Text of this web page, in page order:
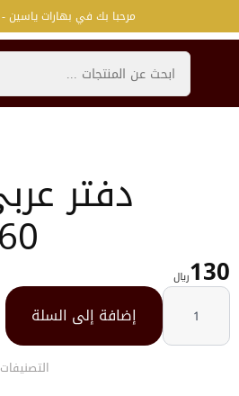
مرحبا بك في بهارات ياسين
دفتر
60ورقة
130﷼
كمية
مدرسي
ازرق
إضافة إلى السلة